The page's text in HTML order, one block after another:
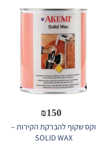
₪150
וקס שקוף להברקת הקירות –
SOLID WAX